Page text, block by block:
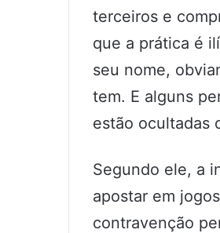
terceiros e
que a prática é
seu nome,
tem. E alguns
estão ocultadas
Segundo ele, a
apostar em
contravenção